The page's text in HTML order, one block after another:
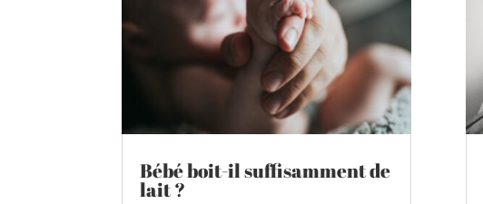
Bébé boit-il suffisamment de
lait ?